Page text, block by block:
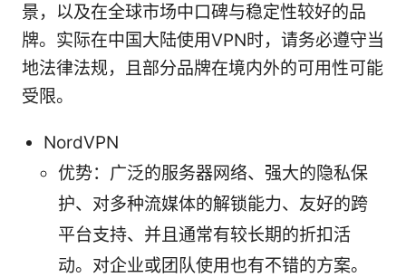
景，以及在全球市场中口碑与稳定性较好的品
牌。实际在中国大陆使用VPN时，请务必遵守当
地法律法规，且部分品牌在境内外的可用性可能
受限。
NordVPN
优势：广泛的服务器网络、强大的隐私保
护、对多种流媒体的解锁能力、友好的跨
平台支持、并且通常有较长期的折扣活
动。对企业或团队使用也有不错的方案。